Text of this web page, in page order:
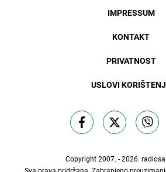
IMPRESSUM
KONTAKT
PRIVATNOST
USLOVI
Copyright 2007. - 2026.